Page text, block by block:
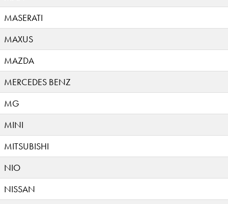
MASERATI
MAXUS
MAZDA
MERCEDES BENZ
MG
MINI
MITSUBISHI
NIO
NISSAN